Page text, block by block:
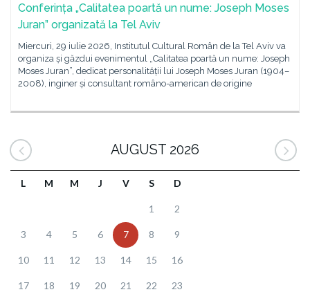
Conferința „Calitatea poartă un nume: Joseph Moses
Juran” organizată la Tel Aviv
Miercuri, 29 iulie 2026, Institutul Cultural Român de la Tel Aviv va
organiza și găzdui evenimentul „Calitatea poartă un nume: Joseph
Moses Juran”, dedicat personalității lui Joseph Moses Juran (1904–
2008), inginer și consultant româno-american de origine
AUGUST 2026
L M M J V S D
1 2
3 4 5 6 7 8 9
10 11 12 13 14 15 16
17 18 19 20 21 22 23